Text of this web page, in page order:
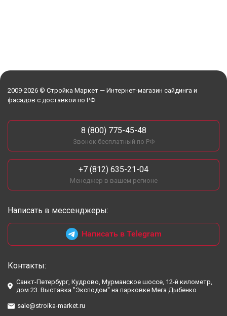
2009-2026 © Стройка Маркет — Интернет-магазин сайдинга и
фасадов с доставкой по РФ
8 (800) 775-45-48
Звонок бесплатный по РФ
+7 (812) 635-21-04
Менеджер в вашем регионе
Написать в мессенджеры:
Написать в Telegram
Контакты:
Санкт-Петербург, Кудрово, Мурманское шоссе, 12-й километр,
дом 23. Выставка "Эксподом" на парковке Мега Дыбенко
sale@stroika-market.ru